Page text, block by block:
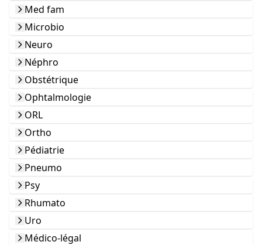
Med fam
Microbio
Neuro
Néphro
Obstétrique
Ophtalmologie
ORL
Ortho
Pédiatrie
Pneumo
Psy
Rhumato
Uro
Médico-légal